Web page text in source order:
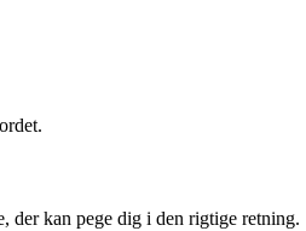
der kan pege dig i den rigtige retning.